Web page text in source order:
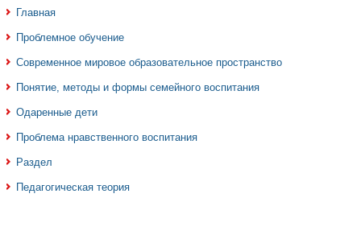
Главная
Проблемное обучение
Современное мировое образовательное пространство
Понятие, методы и формы семейного воспитания
Одаренные дети
Проблема нравственного воспитания
Раздел
Педагогическая теория